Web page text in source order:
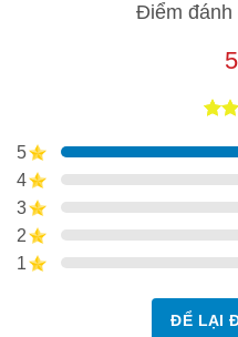
Máy hỗ trợ nhiều tùy
đồ họa rời NVIDIA
tác vụ văn phòng, học
bản. Ngoài ra, Dell còn
đủ, webcam rõ nét và
Điểm đánh
dựa
5
4
3
2
1
ĐỂ LẠI